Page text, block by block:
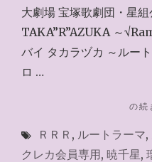
大劇場 宝塚歌劇団・星
TAKA”R”AZUKA ～
バイ タカラヅカ ～ルー
ロ …
の続
ＲＲＲ , ルートラーマ,
クレカ会員専用, 暁千星,